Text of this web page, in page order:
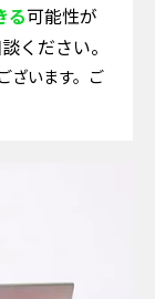
る可能性が
ください。
ざいます。ご